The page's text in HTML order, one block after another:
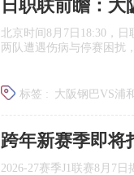
北京时间8月7日18:30，
两队遭遇伤病与停赛困扰
标签 : 大阪钢巴VS浦
浦和红钻
跨年新赛季即将
2026‑27赛季J1联赛8月7